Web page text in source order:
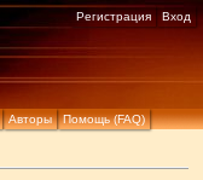
Авторы Помощь (FAQ)
Регистрация Вход